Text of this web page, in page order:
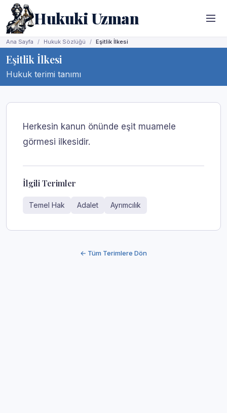
Hukuki Uzman
Ana Sayfa Hukuk Sözlüğü Eşitlik İlkesi
Eşitlik İlkesi
Hukuk terimi tanımı
Herkesin kanun önünde eşit muamele
görmesi ilkesidir.
İlgili Terimler
Temel Hak Adalet Ayrımcılık
← Tüm Terimlere Dön